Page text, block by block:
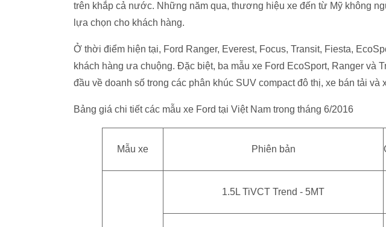
trên khắp cả nước. Những năm qua, thương hiệu xe đến từ Mỹ không
lựa chọn cho khách hàng.
Ở thời điểm hiện tại, Ford Ranger, Everest, Focus, Transit, Fiesta,
khách hàng ưa chuộng. Đặc biệt, ba mẫu xe Ford EcoSport, Ranger và
đầu về doanh số trong các phân khúc SUV compact đô thị, xe bán tải
Bảng giá chi tiết các mẫu xe Ford tại Việt Nam trong tháng 6/2016
Mẫu xe Phiên bản
1.5L TiVCT Trend - 5MT